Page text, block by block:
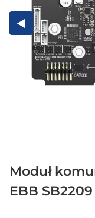
Moduł
EBB SB2209